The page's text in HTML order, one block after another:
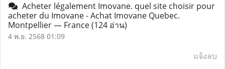
Acheter légalement Imovane. quel site choisir pour
acheter du Imovane - Achat Imovane Quebec.
Montpellier — France(124 อ่าน)
4 พ.ย. 2568 01:09
แจ้งลบ